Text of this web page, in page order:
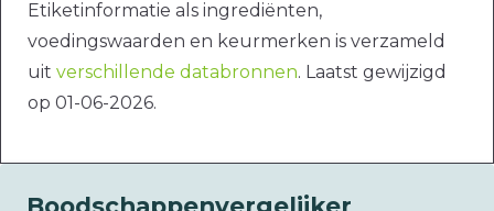
Etiketinformatie als ingrediënten,
voedingswaarden en keurmerken is verzameld
uit verschillende databronnen. Laatst gewijzigd
op 01-06-2026.